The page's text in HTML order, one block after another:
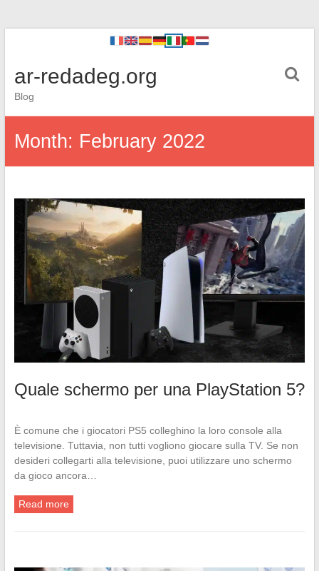
ar-redadeg.org
Blog
Month: February 2022
Quale schermo per una PlayStation 5?
È comune che i giocatori PS5 colleghino la loro console alla
televisione. Tuttavia, non tutti vogliono giocare sulla TV. Se non
desideri collegarti alla televisione, puoi utilizzare uno schermo
da gioco ancora…
Read more